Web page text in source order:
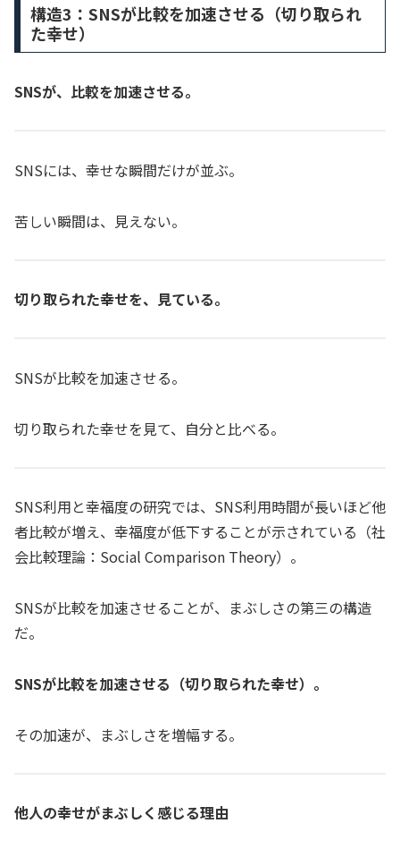
構造3：SNSが比較を加速させる（切り取られ
た幸せ）
SNSが、比較を加速させる。
SNSには、幸せな瞬間だけが並ぶ。
苦しい瞬間は、見えない。
切り取られた幸せを、見ている。
SNSが比較を加速させる。
切り取られた幸せを見て、自分と比べる。
SNS利用と幸福度の研究では、SNS利用時間が長いほど他
者比較が増え、幸福度が低下することが示されている（社
会比較理論：Social Comparison Theory）。
SNSが比較を加速させることが、まぶしさの第三の構造
だ。
SNSが比較を加速させる（切り取られた幸せ）。
その加速が、まぶしさを増幅する。
他人の幸せがまぶしく感じる理由